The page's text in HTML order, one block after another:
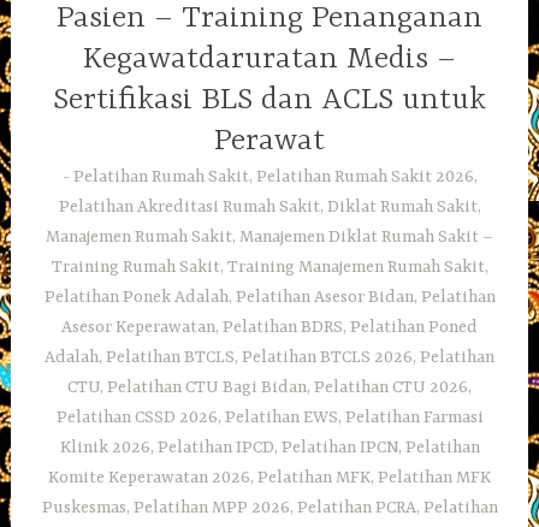
Pasien – Training Penanganan
Kegawatdaruratan Medis –
Sertifikasi BLS dan ACLS untuk
Perawat
Pelatihan Rumah Sakit, Pelatihan Rumah Sakit 2026,
Pelatihan Akreditasi Rumah Sakit, Diklat Rumah Sakit,
Manajemen Rumah Sakit, Manajemen Diklat Rumah Sakit –
Training Rumah Sakit, Training Manajemen Rumah Sakit,
Pelatihan Ponek Adalah, Pelatihan Asesor Bidan, Pelatihan
Asesor Keperawatan, Pelatihan BDRS, Pelatihan Poned
Adalah, Pelatihan BTCLS, Pelatihan BTCLS 2026, Pelatihan
CTU, Pelatihan CTU Bagi Bidan, Pelatihan CTU 2026,
Pelatihan CSSD 2026, Pelatihan EWS, Pelatihan Farmasi
Klinik 2026, Pelatihan IPCD, Pelatihan IPCN, Pelatihan
Komite Keperawatan 2026, Pelatihan MFK, Pelatihan MFK
Puskesmas, Pelatihan MPP 2026, Pelatihan PCRA, Pelatihan